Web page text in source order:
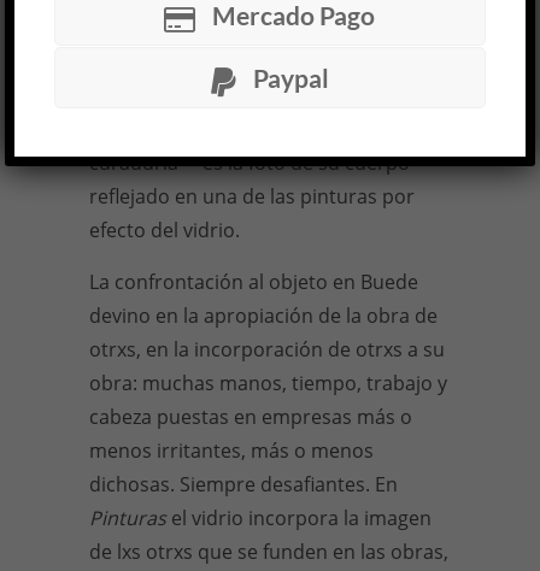
también multiplica el peso de las obras
y acelera el deterioro de la pintura.
Pero acá es un gesto decisivo: su
curaduría—es la foto de su cuerpo
reflejado en una de las pinturas por
efecto del vidrio.
La confrontación al objeto en Buede
devino en la apropiación de la obra de
otrxs, en la incorporación de otrxs a su
obra: muchas manos, tiempo, trabajo y
cabeza puestas en empresas más o
menos irritantes, más o menos
dichosas. Siempre desafiantes. En
Pinturas el vidrio incorpora la imagen
de lxs otrxs que se funden en las obras,
Mercado Pago
Paypal